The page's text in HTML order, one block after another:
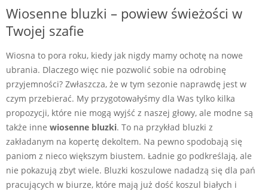
Wiosenne bluzki – powiew świeżości w
Twojej szafie
Wiosna to pora roku, kiedy jak nigdy mamy ochotę na nowe
ubrania. Dlaczego więc nie pozwolić sobie na odrobinę
przyjemności? Zwłaszcza, że w tym sezonie naprawdę jest w
czym przebierać. My przygotowałyśmy dla Was tylko kilka
propozycji, które nie mogą wyjść z naszej głowy, ale modne są
także inne wiosenne bluzki. To na przykład bluzki z
zakładanym na kopertę dekoltem. Na pewno spodobają się
paniom z nieco większym biustem. Ładnie go podkreślają, ale
nie pokazują zbyt wiele. Bluzki koszulowe nadadzą się dla pań
pracujących w biurze, które mają już dość koszul białych i